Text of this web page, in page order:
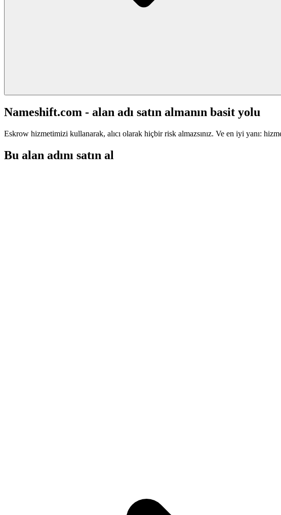
Nameshift.com - alan adı satın almanın basit yolu
Eskrow hizmetimizi kullanarak, alıcı olarak hiçbir risk almazsınız. Ve en iyi yanı:
Bu alan adını satın al